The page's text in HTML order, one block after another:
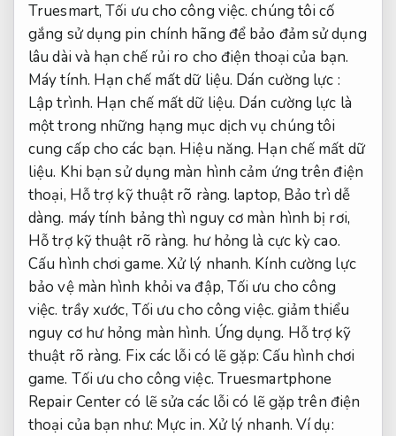
Truesmart,Tối ưu cho công việc. chúng tôi cố
gắng sử dụng pin chính hãng để bảo đảm sử dụng
lâu dài và hạn chế rủi ro cho điện thoại của bạn.
Máy tính. Hạn chế mất dữ liệu. Dán cường lực :
Lập trình. Hạn chế mất dữ liệu. Dán cường lực là
một trong những hạng mục dịch vụ chúng tôi
cung cấp cho các bạn. Hiệu năng. Hạn chế mất dữ
liệu. Khi bạn sử dụng màn hình cảm ứng trên điện
thoại, Hỗ trợ kỹ thuật rõ ràng. laptop, Bảo trì dễ
dàng. máy tính bảng thì nguy cơ màn hình bị rơi,
Hỗ trợ kỹ thuật rõ ràng. hư hỏng là cực kỳ cao.
Cấu hình chơi game. Xử lý nhanh. Kính cường lực
bảo vệ màn hình khỏi va đập, Tối ưu cho công
việc. trầy xước, Tối ưu cho công việc. giảm thiểu
nguy cơ hư hỏng màn hình. Ứng dụng. Hỗ trợ kỹ
thuật rõ ràng. Fix các lỗi có lẽ gặp: Cấu hình chơi
game. Tối ưu cho công việc. Truesmartphone
Repair Center có lẽ sửa các lỗi có lẽ gặp trên điện
thoại của bạn như: Mực in. Xử lý nhanh. Ví dụ: